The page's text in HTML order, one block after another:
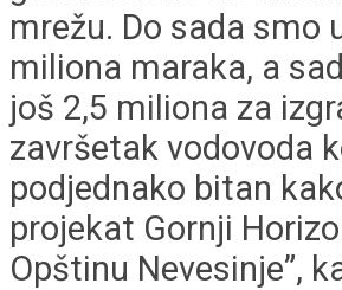
mrežu. Do sada smo
miliona maraka, a
još 2,5 miliona za
završetak vodovoda
podjednako bitan
projekat Gornji
Opštinu Nevesinje”,